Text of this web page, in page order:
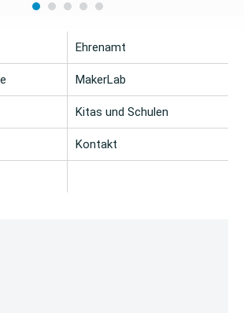
Ehrenamt
MakerLab
Kitas und Schulen
Kontakt